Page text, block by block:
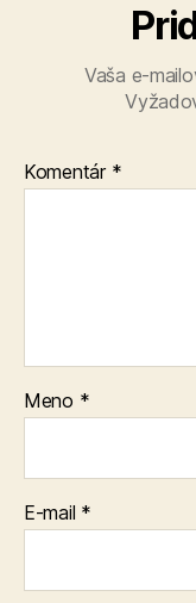
Vaša e-
Komentár *
Meno *
E-mail *